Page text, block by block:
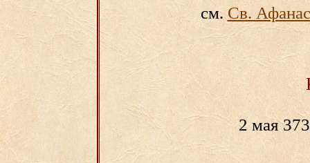
см. Св.
2 мая